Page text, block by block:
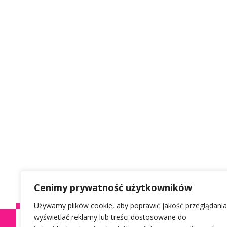
Cenimy prywatność użytkowników
Używamy plików cookie, aby poprawić jakość
wyświetlać reklamy lub treści dostosowane do